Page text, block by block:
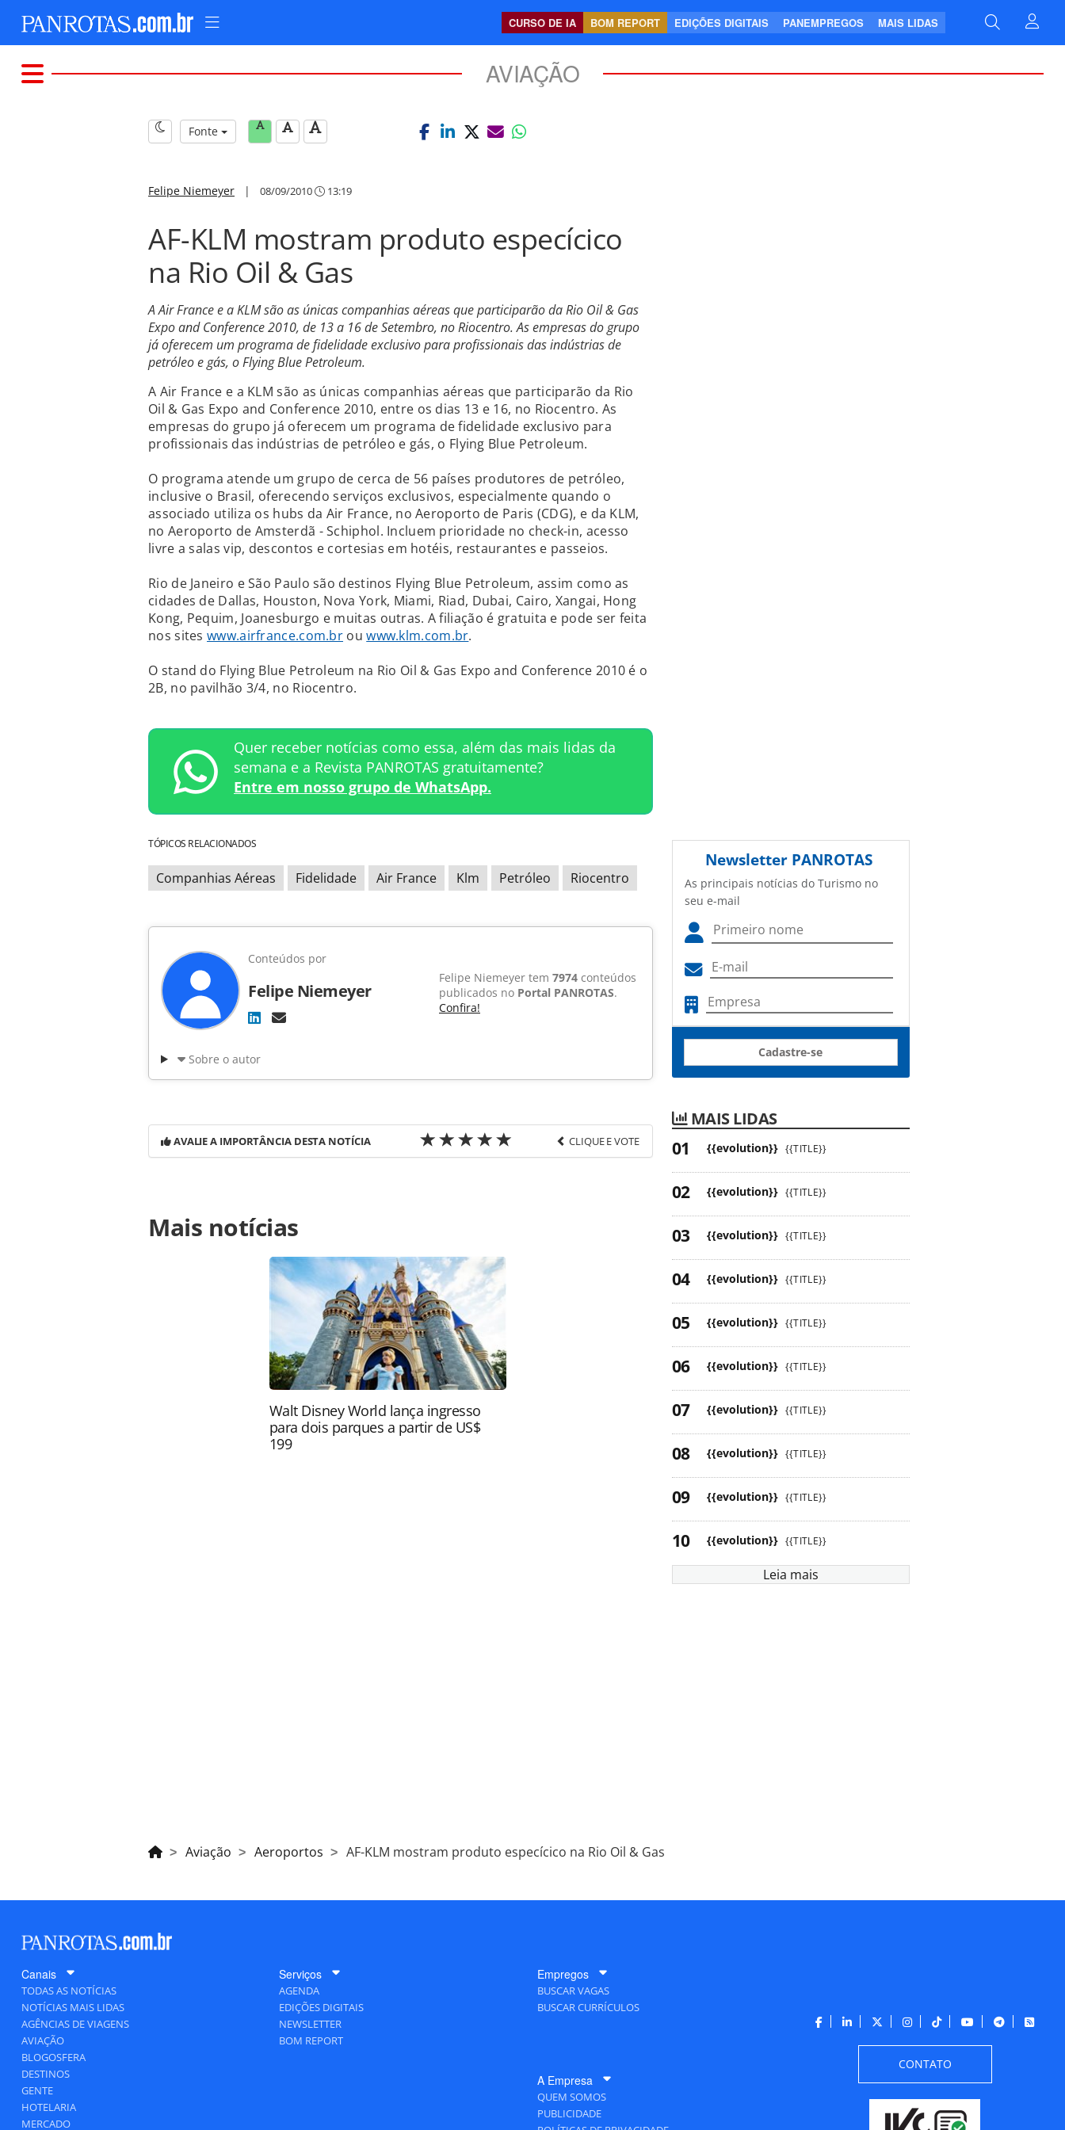
CURSO DE IA BOM REPORT EDIÇÕES DIGITAIS PANEMPREGOS MAIS LIDAS
AVIAÇÃO
Fonte
Felipe Niemeyer | 08/09/2010 13:19
AF-KLM mostram produto especícico
na Rio Oil & Gas
A Air France e a KLM são as únicas companhias aéreas que participarão da Rio Oil & Gas
Expo and Conference 2010, de 13 a 16 de Setembro, no Riocentro. As empresas do grupo
já oferecem um programa de fidelidade exclusivo para profissionais das indústrias de
petróleo e gás, o Flying Blue Petroleum.
A Air France e a KLM são as únicas companhias aéreas que participarão da Rio
Oil & Gas Expo and Conference 2010, entre os dias 13 e 16, no Riocentro. As
empresas do grupo já oferecem um programa de fidelidade exclusivo para
profissionais das indústrias de petróleo e gás, o Flying Blue Petroleum.
O programa atende um grupo de cerca de 56 países produtores de petróleo,
inclusive o Brasil, oferecendo serviços exclusivos, especialmente quando o
associado utiliza os hubs da Air France, no Aeroporto de Paris (CDG), e da KLM,
no Aeroporto de Amsterdã - Schiphol. Incluem prioridade no check-in, acesso
livre a salas vip, descontos e cortesias em hotéis, restaurantes e passeios.
Rio de Janeiro e São Paulo são destinos Flying Blue Petroleum, assim como as
cidades de Dallas, Houston, Nova York, Miami, Riad, Dubai, Cairo, Xangai, Hong
Kong, Pequim, Joanesburgo e muitas outras. A filiação é gratuita e pode ser feita
nos sites www.airfrance.com.br ouwww.klm.com.br.
O stand do Flying Blue Petroleum na Rio Oil & Gas Expo and Conference 2010 é o
2B, no pavilhão 3/4, no Riocentro.
Quer receber notícias como essa, além das mais lidas da
semana e a Revista PANROTAS gratuitamente?
Entre em nosso grupo de WhatsApp.
TÓPICOS RELACIONADOS
Companhias Aéreas Fidelidade Air France Klm Petróleo Riocentro
Conteúdos por
Felipe Niemeyer
Felipe Niemeyer tem 7974 conteúdos
publicados no Portal PANROTAS.
Confira!
Sobre o autor
AVALIE A IMPORTÂNCIA DESTA NOTÍCIA CLIQUE E VOTE
https://www.panrotas.com.br/noticia-turismo/aviacao/2010/09/af-klm-mostram-
produto-especicico-na-rio-oil-gas_61247.html ou as ferramentas oferecidas na página.
Todo o conteúdo produzido pela PANROTAS Editora é protegido pela legislação
brasileira sobre direito autoral. Não reproduza o conteúdo sem autorização da
PANROTAS Editora (copyright@panrotas.com.br).
Mais notícias
Walt Disney World lança ingresso
para dois parques a partir de US$
199
Newsletter PANROTAS
As principais notícias do Turismo no
seu e-mail
Cadastre-se
MAIS LIDAS
{{evolution}} {{TITLE}}
{{evolution}} {{TITLE}}
{{evolution}} {{TITLE}}
{{evolution}} {{TITLE}}
{{evolution}} {{TITLE}}
{{evolution}} {{TITLE}}
{{evolution}} {{TITLE}}
{{evolution}} {{TITLE}}
{{evolution}} {{TITLE}}
{{evolution}} {{TITLE}}
Leia mais
Aviação Aeroportos AF-KLM mostram produto especícico na Rio Oil & Gas
Canais
TODAS AS NOTÍCIAS
NOTÍCIAS MAIS LIDAS
AGÊNCIAS DE VIAGENS
AVIAÇÃO
BLOGOSFERA
DESTINOS
GENTE
HOTELARIA
MERCADO
Serviços
AGENDA
EDIÇÕES DIGITAIS
NEWSLETTER
BOM REPORT
Empregos
BUSCAR VAGAS
BUSCAR CURRÍCULOS
A Empresa
QUEM SOMOS
PUBLICIDADE
CONTATO